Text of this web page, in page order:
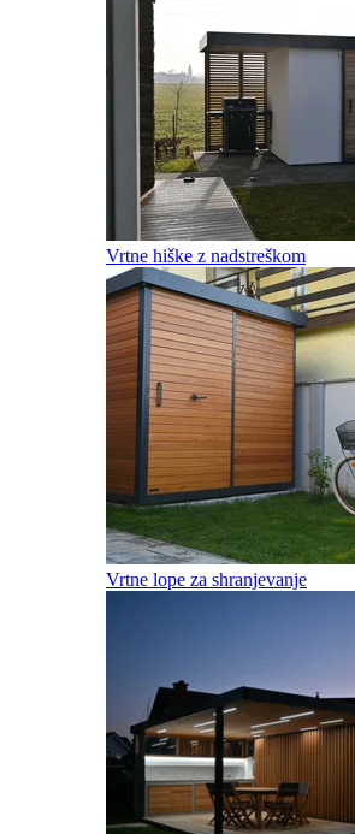
Vrtne hiške z nadstreškom
Vrtne lope za shranjevanje